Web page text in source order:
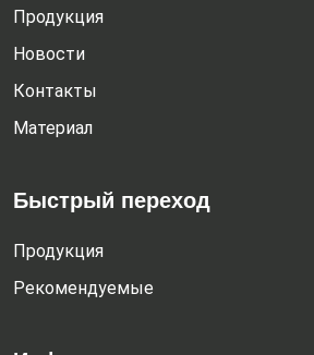
Продукция
Новости
Контакты
Материал
Быстрый переход
Продукция
Рекомендуемые